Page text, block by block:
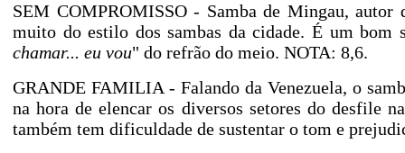
SEM COMPROMISSO - Samba de Mingau,
muito do estilo dos sambas da cidade. É um
chamar... eu vou" do refrão do meio. NOTA: 8,6.
GRANDE FAMILIA - Falando da Venezuela, o
na hora de elencar os diversos setores do desfile
também tem dificuldade de sustentar o tom e